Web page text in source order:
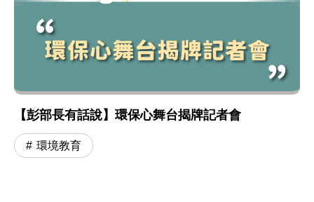
【彭部長有話說】環保心舞台揭牌記者會
環境教育